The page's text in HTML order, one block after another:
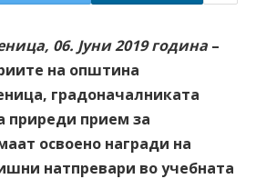
06. Јуни 2019 година –
на општина
градоначалниката
приреди прием за
освоено награди на
натпревари во учебната